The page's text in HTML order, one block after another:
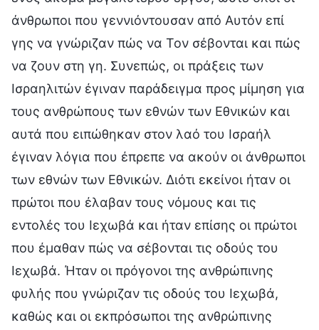
άνθρωποι που γεννιόντουσαν από Αυτόν επί
γης να γνώριζαν πώς να Τον σέβονται και πώς
να ζουν στη γη. Συνεπώς, οι πράξεις των
Ισραηλιτών έγιναν παράδειγμα προς μίμηση για
τους ανθρώπους των εθνών των Εθνικών και
αυτά που ειπώθηκαν στον λαό του Ισραήλ
έγιναν λόγια που έπρεπε να ακούν οι άνθρωποι
των εθνών των Εθνικών. Διότι εκείνοι ήταν οι
πρώτοι που έλαβαν τους νόμους και τις
εντολές του Ιεχωβά και ήταν επίσης οι πρώτοι
που έμαθαν πώς να σέβονται τις οδούς του
Ιεχωβά. Ήταν οι πρόγονοι της ανθρώπινης
φυλής που γνώριζαν τις οδούς του Ιεχωβά,
καθώς και οι εκπρόσωποι της ανθρώπινης